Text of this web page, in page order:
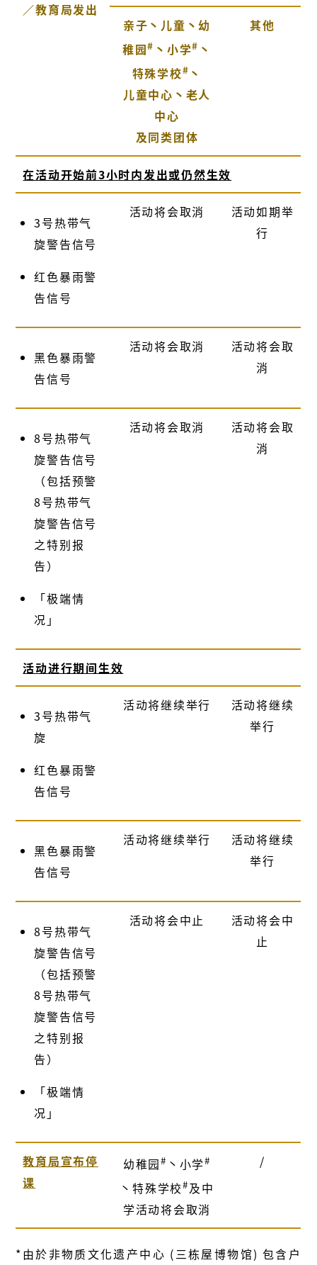
／教育局发出
亲子丶儿童丶幼
稚园# 丶小学# 丶
特殊学校# 丶
儿童中心丶老人
中心
及同类团体
其他
在活动开始前3小时内发出或仍然生效
3号热带气
旋警告信号
红色暴雨警
告信号
活动将会取消
活动如期举
行
黑色暴雨警
告信号
活动将会取消
活动将会取
消
8号热带气
旋警告信号
（包括预警
8号热带气
旋警告信号
之特别报
告）
「极端情
况」
活动将会取消
活动将会取
消
活动进行期间生效
3号热带气
旋
红色暴雨警
告信号
活动将继续举行
活动将继续
举行
黑色暴雨警
告信号
活动将继续举行
活动将继续
举行
8号热带气
旋警告信号
（包括预警
8号热带气
旋警告信号
之特别报
告）
「极端情
况」
活动将会中止
活动将会中
止
教育局宣布停
课
幼稚园# 丶小学#
丶特殊学校#及中
学活动将会取消
/
*由於非物质文化遗产中心 (三栋屋博物馆) 包含户